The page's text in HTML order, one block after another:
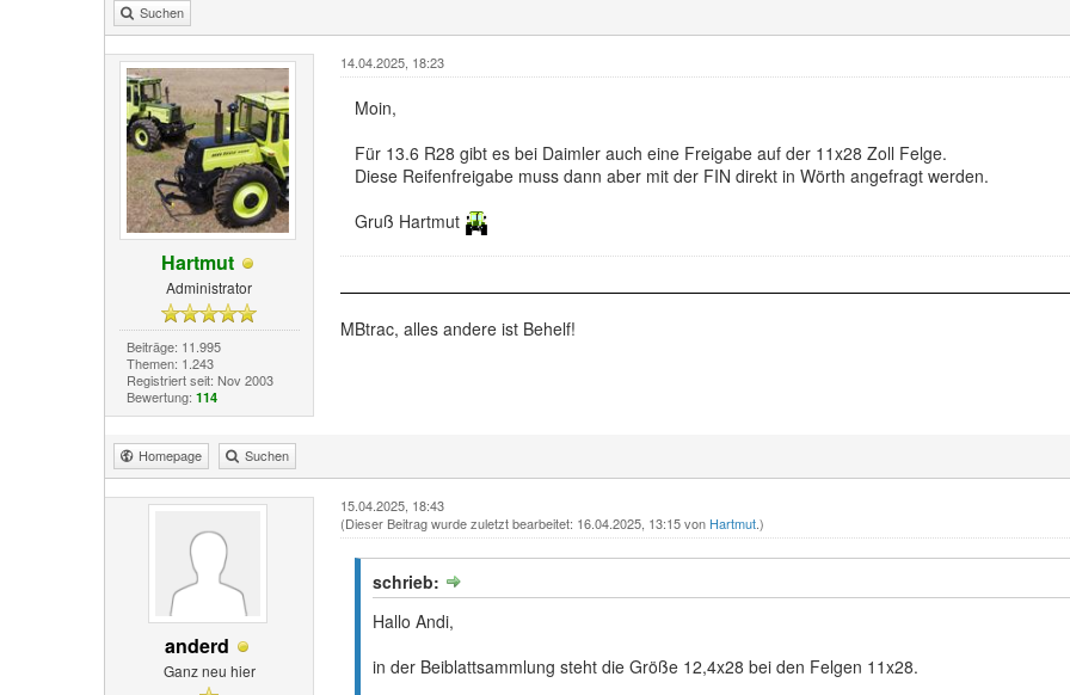
Suchen
Hartmut
Administrator
Beiträge: 11.995
Themen: 1.243
Registriert seit: Nov 2003
Bewertung: 114
14.04.2025, 18:23
Moin,
Für 13.6 R28 gibt es bei Daimler auch eine Freigabe auf der 11x28 Zoll Felge.
Diese Reifenfreigabe muss dann aber mit der FIN direkt in Wörth angefragt werden.
Gruß Hartmut
MBtrac, alles andere ist Behelf!
Homepage Suchen
anderd
Ganz neu hier
15.04.2025, 18:43
(Dieser Beitrag wurde zuletzt bearbeitet: 16.04.2025, 13:15 von Hartmut.)
schrieb:
Hallo Andi,
in der Beiblattsammlung steht die Größe 12,4x28 bei den Felgen 11x28.